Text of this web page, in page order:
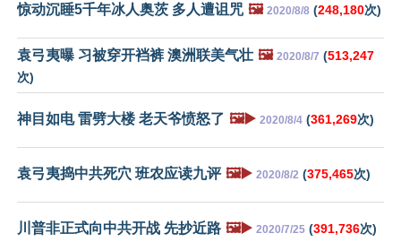
惊动沉睡5千年冰人奥茨 多人遭诅咒 🖼️ 2020/8/8 (248,180次)
袁弓夷曝 习被穿开裆裤 澳洲联美气壮 🖼️ 2020/8/7 (513,247
次)
神目如电 雷劈大楼 老天爷愤怒了 🖼️▶️ 2020/8/4 (361,269次)
袁弓夷捣中共死穴 班农应读九评 🖼️▶️ 2020/8/2 (375,465次)
川普非正式向中共开战 先抄近路 🖼️▶️ 2020/7/25 (391,736次)